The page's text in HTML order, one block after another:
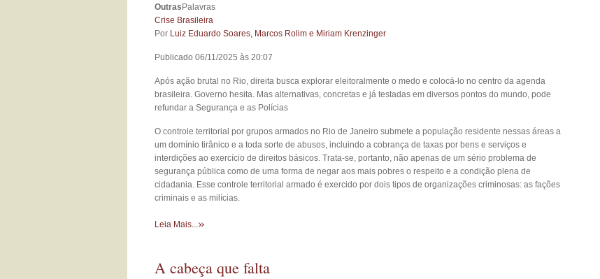
Outras Palavras
Crise Brasileira
Por Luiz Eduardo Soares, Marcos Rolim e Miriam Krenzinger
Publicado 06/11/2025 às 20:07
Após ação brutal no Rio, direita busca explorar eleitoralmente o medo e colocá-lo no centro da agenda
brasileira. Governo hesita. Mas alternativas, concretas e já testadas em diversos pontos do mundo, pode
refundar a Segurança e as Polícias
O controle territorial por grupos armados no Rio de Janeiro submete a população residente nessas áreas a
um domínio tirânico e a toda sorte de abusos, incluindo a cobrança de taxas por bens e serviços e
interdições ao exercício de direitos básicos. Trata-se, portanto, não apenas de um sério problema de
segurança pública como de uma forma de negar aos mais pobres o respeito e a condição plena de
cidadania. Esse controle territorial armado é exercido por dois tipos de organizações criminosas: as fações
criminais e as milícias.
Leia Mais...»
A cabeça que falta